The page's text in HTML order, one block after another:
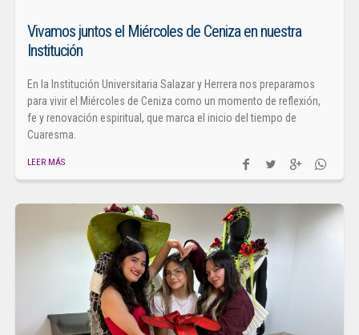
Vivamos juntos el Miércoles de Ceniza en nuestra
Institución
En la Institución Universitaria Salazar y Herrera nos preparamos
para vivir el Miércoles de Ceniza como un momento de reflexión,
fe y renovación espiritual, que marca el inicio del tiempo de
Cuaresma.
LEER MÁS